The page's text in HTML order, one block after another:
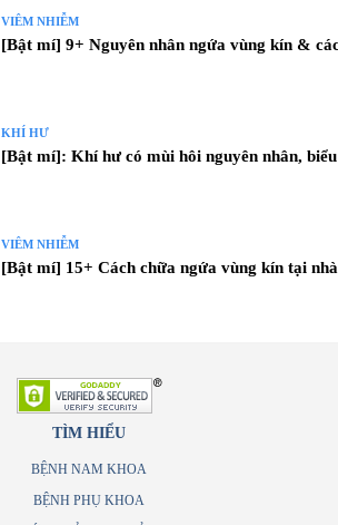
VIÊM NHIỄM
[Bật mí] 9+ Nguyên nhân ngứa vùng kín &
KHÍ HƯ
[Bật mí]: Khí hư có mùi hôi nguyên nhân,
VIÊM NHIỄM
[Bật mí] 15+ Cách chữa ngứa vùng kín tại
TÌM HIỂU
BỆNH NAM KHOA
BỆNH PHỤ KHOA